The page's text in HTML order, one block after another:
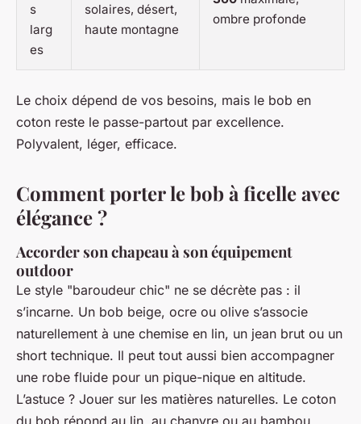
s
larg
es
solaires, désert,
haute montagne
ombre profonde
Le choix dépend de vos besoins, mais le bob en
coton reste le passe-partout par excellence.
Polyvalent, léger, efficace.
Comment porter le bob à ficelle avec
élégance ?
Accorder son chapeau à son équipement
outdoor
Le style "baroudeur chic" ne se décrète pas : il
s’incarne. Un bob beige, ocre ou olive s’associe
naturellement à une chemise en lin, un jean brut ou un
short technique. Il peut tout aussi bien accompagner
une robe fluide pour un pique-nique en altitude.
L’astuce ? Jouer sur les matières naturelles. Le coton
du bob répond au lin, au chanvre ou au bambou,